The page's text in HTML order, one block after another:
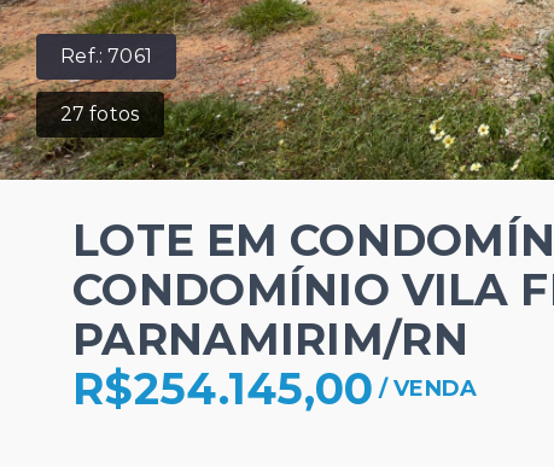
Ref.:7061
27 fotos
LOTE EM
CONDOMÍNIO VILA
PARNAMIRIM/RN
R$254.145,00 /VENDA